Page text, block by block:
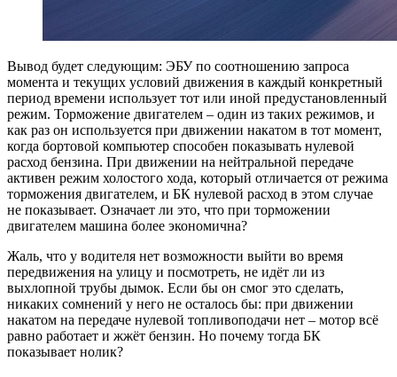
Вывод будет следующим: ЭБУ по соотношению запроса
момента и текущих условий движения в каждый конкретный
период времени использует тот или иной предустановленный
режим. Торможение двигателем – один из таких режимов, и
как раз он используется при движении накатом в тот момент,
когда бортовой компьютер способен показывать нулевой
расход бензина. При движении на нейтральной передаче
активен режим холостого хода, который отличается от режима
торможения двигателем, и БК нулевой расход в этом случае
не показывает. Означает ли это, что при торможении
двигателем машина более экономична?
Жаль, что у водителя нет возможности выйти во время
передвижения на улицу и посмотреть, не идёт ли из
выхлопной трубы дымок. Если бы он смог это сделать,
никаких сомнений у него не осталось бы: при движении
накатом на передаче нулевой топливоподачи нет – мотор всё
равно работает и жжёт бензин. Но почему тогда БК
показывает нолик?